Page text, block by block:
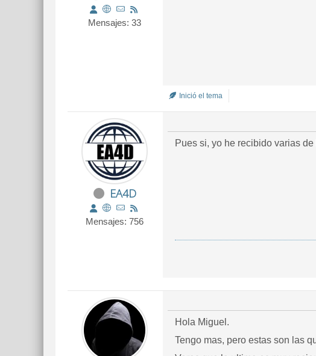
Mensajes: 33
Inició el tema
EA4D
Mensajes: 756
Pues si, yo he recibido varias
Hola Miguel.
Tengo mas, pero estas son las